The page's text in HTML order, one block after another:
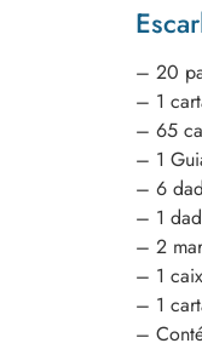
– 20
– 1
– 65
– 1
– 6
– 1
– 2
– 1
– 1
–